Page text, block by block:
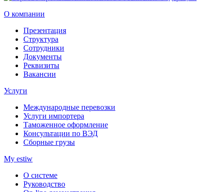
О компании
Презентация
Структура
Сотрудники
Документы
Реквизиты
Вакансии
Услуги
Международные перевозки
Услуги импортера
Таможенное оформление
Консультации по ВЭД
Сборные грузы
My estiw
О системе
Руководство